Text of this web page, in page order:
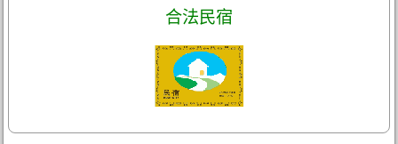
合法民宿